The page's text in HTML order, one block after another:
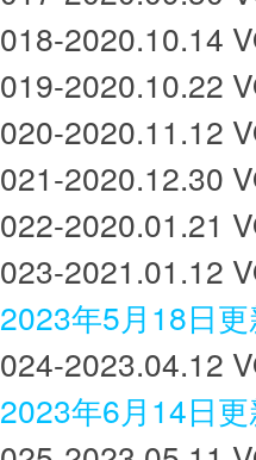
018-2020.10.14
019-2020.10.22
020-2020.11.12
021-2020.12.30
022-2020.01.21
023-2021.01.12
2023年5月18日
024-2023.04.12
2023年6月14日